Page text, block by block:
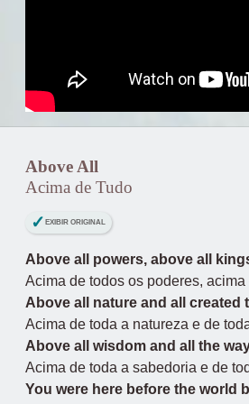
Above All
Acima de Tudo
EXIBIR ORIGINAL
Above all powers, above all
Acima de todos os poderes, acima
Above all nature and all created
Acima de toda a natureza e de
Above all wisdom and all the
Acima de toda a sabedoria e de
You were here before the world